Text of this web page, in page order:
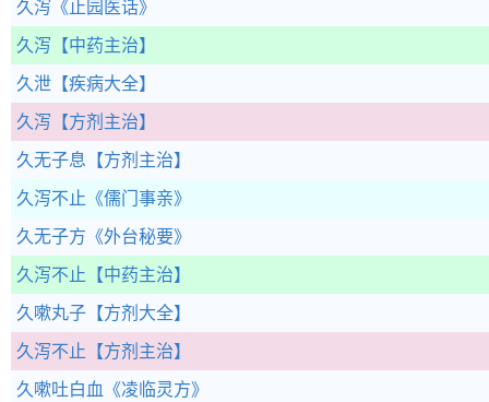
久泻 《止园医话》
久泻 【中药主治】
久泄 【疾病大全】
久泻 【方剂主治】
久无子息 【方剂主治】
久泻不止 《儒门事亲》
久无子方 《外台秘要》
久泻不止 【中药主治】
久嗽丸子 【方剂大全】
久泻不止 【方剂主治】
久嗽吐白血 《凌临灵方》